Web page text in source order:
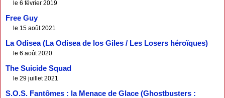
le 6 février 2019
Free Guy
le 15 août 2021
La Odisea (La Odisea de los Giles / Les Losers héroïques)
le 6 août 2020
The Suicide Squad
le 29 juillet 2021
S.O.S. Fantômes : la Menace de Glace (Ghostbusters :